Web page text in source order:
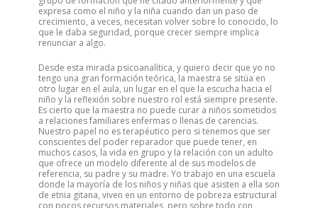
expresa como el niño y la niña cuando dan un paso de
crecimiento, a veces, necesitan volver sobre lo conocido, lo
que le daba seguridad, porque crecer siempre implica
renunciar a algo.
Desde esta mirada psicoanalítica, y quiero decir que yo no
tengo una gran formación teórica, la maestra se sitúa en
otro lugar en el aula, un lugar en el que la escucha hacia el
niño y la reflexión sobre nuestro rol está siempre presente.
Es cierto que la maestra no puede curar a niños sometidos
a relaciones familiares enfermas o llenas de carencias.
Nuestro papel no es terapéutico pero si tenemos que ser
conscientes del poder reparador que puede tener, en
muchos casos, la vida en grupo y la relación con un adulto
que ofrece un modelo diferente al de sus modelos de
referencia, su padre y su madre. Yo trabajo en una escuela
donde la mayoría de los niños y niñas que asisten a ella son
de etnia gitana, viven en un entorno de pobreza estructural
con pocos recursos materiales, pero sobre todo con